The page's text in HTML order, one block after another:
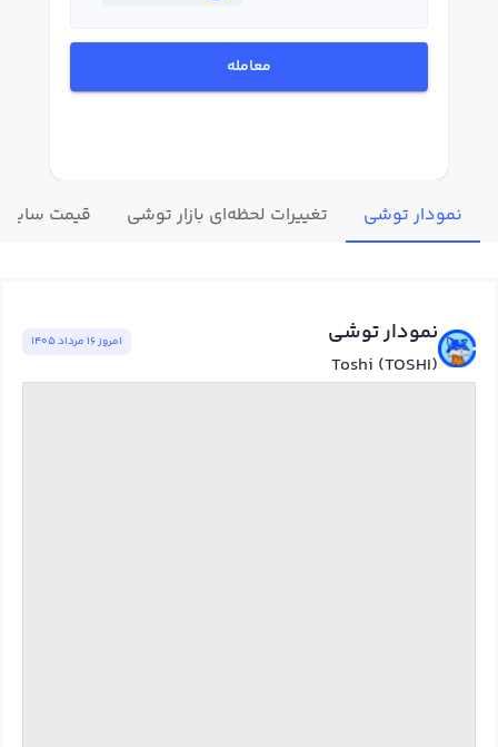
معامله
نمودار توشی تغییرات لحظه‌ای بازار توشی قیمت سایر
نمودار توشی
Toshi (TOSHI)
امروز ١٦ مرداد ١٤٠٥